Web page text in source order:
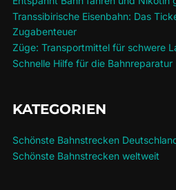
Transsibirische Eisenbahn: Das
Zugabenteuer
Züge: Transportmittel für schwere
Schnelle Hilfe für die Bahnreparatur
KATEGORIEN
Schönste Bahnstrecken
Schönste Bahnstrecken weltweit